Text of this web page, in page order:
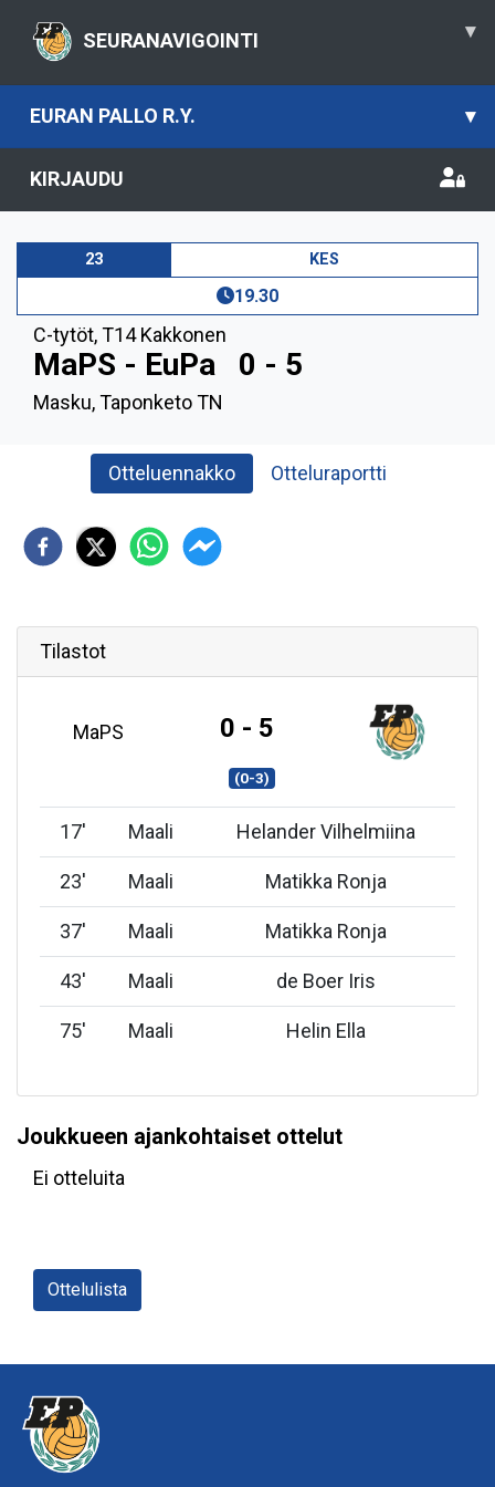
SEURANAVIGOINTI ▾
EURAN PALLO R.Y. ▾
KIRJAUDU
23 KES
19.30
C-tytöt,T14 Kakkonen
MaPS - EuPa 0 - 5
Masku, Taponketo TN
Otteluennakko Otteluraportti
Tilastot
MaPS 0 - 5
(0-3)
17' Maali Helander Vilhelmiina
23' Maali Matikka Ronja
37' Maali Matikka Ronja
43' Maali de Boer Iris
75' Maali Helin Ella
Joukkueen ajankohtaiset ottelut
Ei otteluita
Ottelulista